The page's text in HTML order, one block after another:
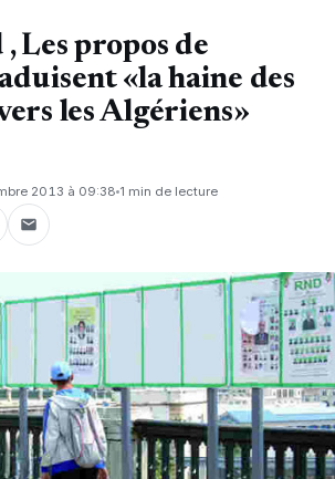
Les propos de
«la haine des
les Algériens»
2013 à 09:38 1 min de lecture